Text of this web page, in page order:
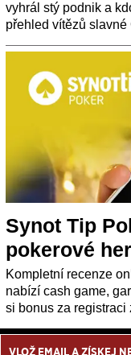
vyhrál stý podnik a
přehled vítězů slavné
Synot Tip
pokerové
Kompletní recenze
nabízí cash game,
si bonus za registraci
VLOŽ EMAIL A ZÍSKEJ